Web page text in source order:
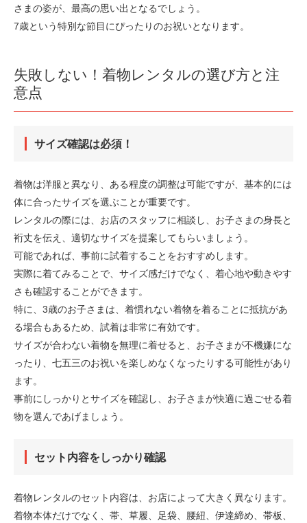
さまの姿が、最高の思い出となるでしょう。
7歳という特別な節目にぴったりのお祝いとなります。
失敗しない！着物レンタルの選び方と注
意点
サイズ確認は必須！
着物は洋服と異なり、ある程度の調整は可能ですが、基本的には
体に合ったサイズを選ぶことが重要です。
レンタルの際には、お店のスタッフに相談し、お子さまの身長と
裄丈を伝え、適切なサイズを提案してもらいましょう。
可能であれば、事前に試着することをおすすめします。
実際に着てみることで、サイズ感だけでなく、着心地や動きやす
さも確認することができます。
特に、3歳のお子さまは、着慣れない着物を着ることに抵抗があ
る場合もあるため、試着は非常に有効です。
サイズが合わない着物を無理に着せると、お子さまが不機嫌にな
ったり、七五三のお祝いを楽しめなくなったりする可能性があり
ます。
事前にしっかりとサイズを確認し、お子さまが快適に過ごせる着
物を選んであげましょう。
セット内容をしっかり確認
着物レンタルのセット内容は、お店によって大きく異なります。
着物本体だけでなく、帯、草履、足袋、腰紐、伊達締め、帯板、